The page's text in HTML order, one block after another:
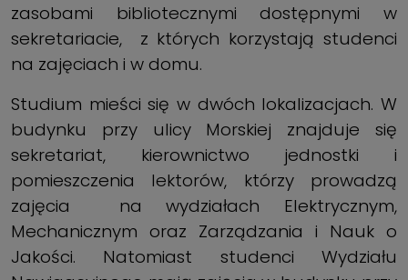
zasobami bibliotecznymi dostępnymi w
sekretariacie, z których korzystają studenci
na zajęciach i w domu.
Studium mieści się w dwóch lokalizacjach. W
budynku przy ulicy Morskiej znajduje się
sekretariat, kierownictwo jednostki i
pomieszczenia lektorów, którzy prowadzą
zajęcia na wydziałach Elektrycznym,
Mechanicznym oraz Zarządzania i Nauk o
Jakości. Natomiast studenci Wydziału